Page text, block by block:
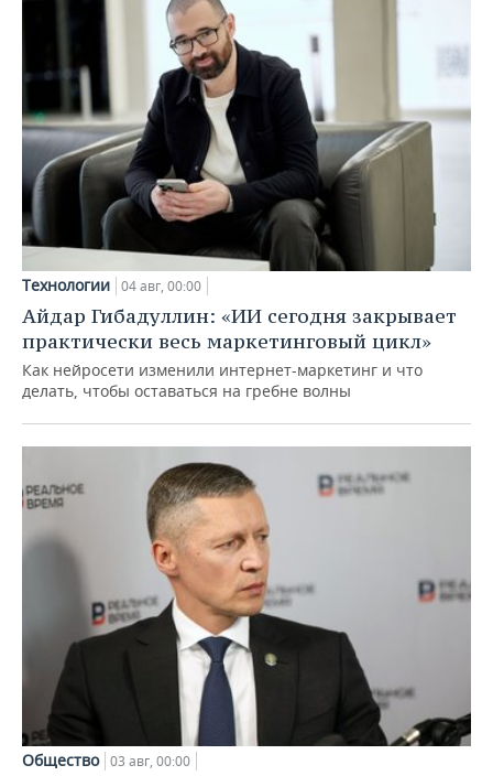
Технологии 04 авг, 00:00
Айдар Гибадуллин: «ИИ сегодня закрывает
практически весь маркетинговый цикл»
Как нейросети изменили интернет-маркетинг и что
делать, чтобы оставаться на гребне волны
Общество 03 авг, 00:00